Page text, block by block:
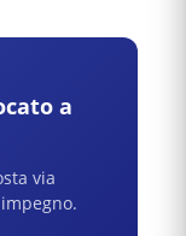
a
via